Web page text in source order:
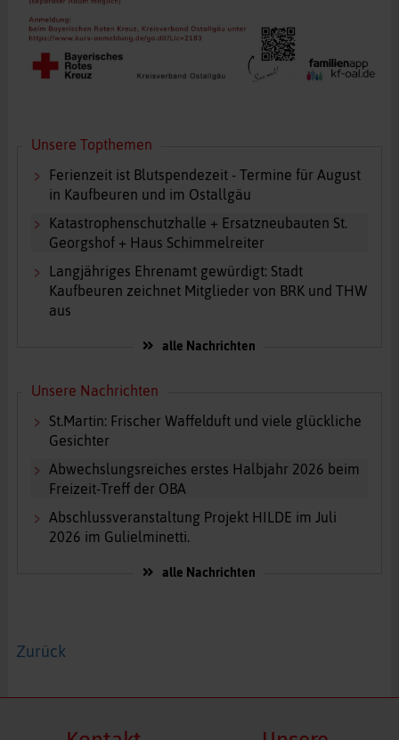
Unsere Topthemen
Ferienzeit ist Blutspendezeit - Termine für August
in Kaufbeuren und im Ostallgäu
Katastrophenschutzhalle + Ersatzneubauten St.
Georgshof + Haus Schimmelreiter
Langjähriges Ehrenamt gewürdigt: Stadt
Kaufbeuren zeichnet Mitglieder von BRK und THW
aus
alle Nachrichten
Unsere Nachrichten
St.Martin: Frischer Waffelduft und viele glückliche
Gesichter
Abwechslungsreiches erstes Halbjahr 2026 beim
Freizeit-Treff der OBA
Abschlussveranstaltung Projekt HILDE im Juli
2026 im Gulielminetti.
alle Nachrichten
Zurück